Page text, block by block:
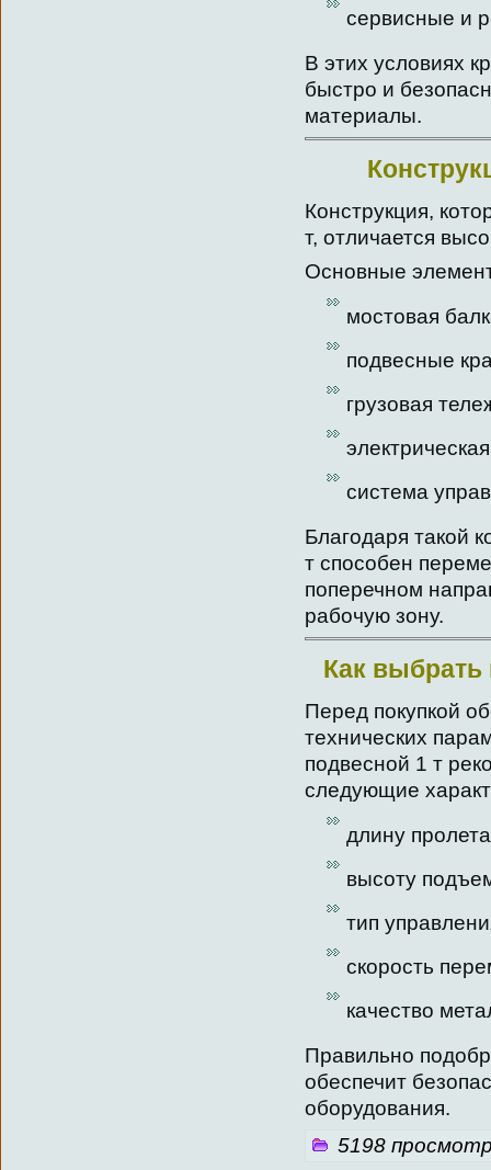
сервисные и
В этих условиях
быстро и
материалы.
Конструкция,
т, отличается
Основные
мостовая
подвесные
грузовая
система
Благодаря такой
т способен
поперечном
рабочую зону.
Как выбрать
Перед покупкой
технических
подвесной 1 т
следующие
длину
высоту
тип
скорость
качество
Правильно
обеспечит
оборудования.
5198